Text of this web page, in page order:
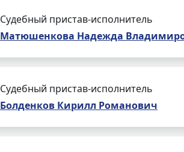
Судебный пристав-исполнитель
Матюшенкова Надежда
Судебный пристав-исполнитель
Болденков Кирилл Романович